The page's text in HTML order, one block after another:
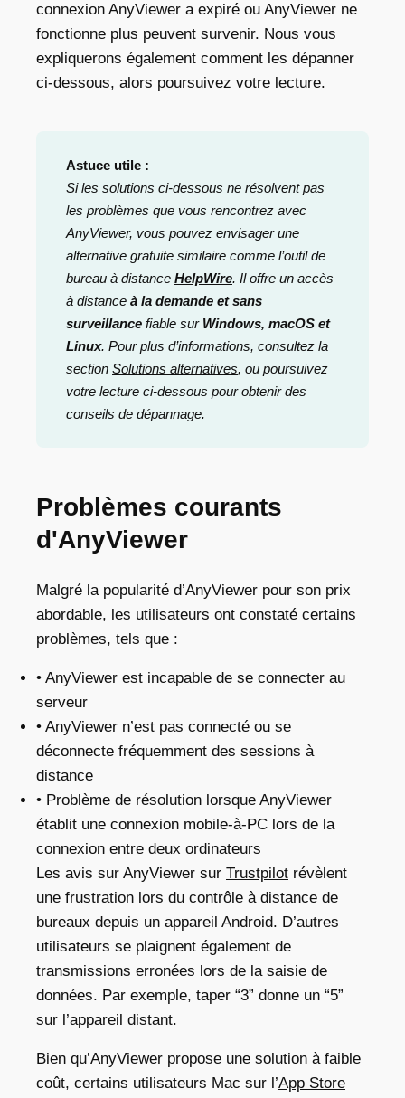
connexion AnyViewer a expiré ou AnyViewer ne
fonctionne plus peuvent survenir. Nous vous
expliquerons également comment les dépanner
ci-dessous, alors poursuivez votre lecture.
Astuce utile :
Si les solutions ci-dessous ne résolvent pas
les problèmes que vous rencontrez avec
AnyViewer, vous pouvez envisager une
alternative gratuite similaire comme l’outil de
bureau à distance HelpWire. Il offre un accès
à distance à la demande et sans
surveillance fiable sur Windows, macOS et
Linux. Pour plus d’informations, consultez la
section Solutions alternatives, ou poursuivez
votre lecture ci-dessous pour obtenir des
conseils de dépannage.
Problèmes courants
d'AnyViewer
Malgré la popularité d’AnyViewer pour son prix
abordable, les utilisateurs ont constaté certains
problèmes, tels que :
• AnyViewer est incapable de se connecter au
serveur
• AnyViewer n’est pas connecté ou se
déconnecte fréquemment des sessions à
distance
• Problème de résolution lorsque AnyViewer
établit une connexion mobile-à-PC lors de la
connexion entre deux ordinateurs
Les avis sur AnyViewer sur Trustpilot révèlent
une frustration lors du contrôle à distance de
bureaux depuis un appareil Android. D’autres
utilisateurs se plaignent également de
transmissions erronées lors de la saisie de
données. Par exemple, taper “3” donne un “5”
sur l’appareil distant.
Bien qu’AnyViewer propose une solution à faible
coût, certains utilisateurs Mac sur l’App Store